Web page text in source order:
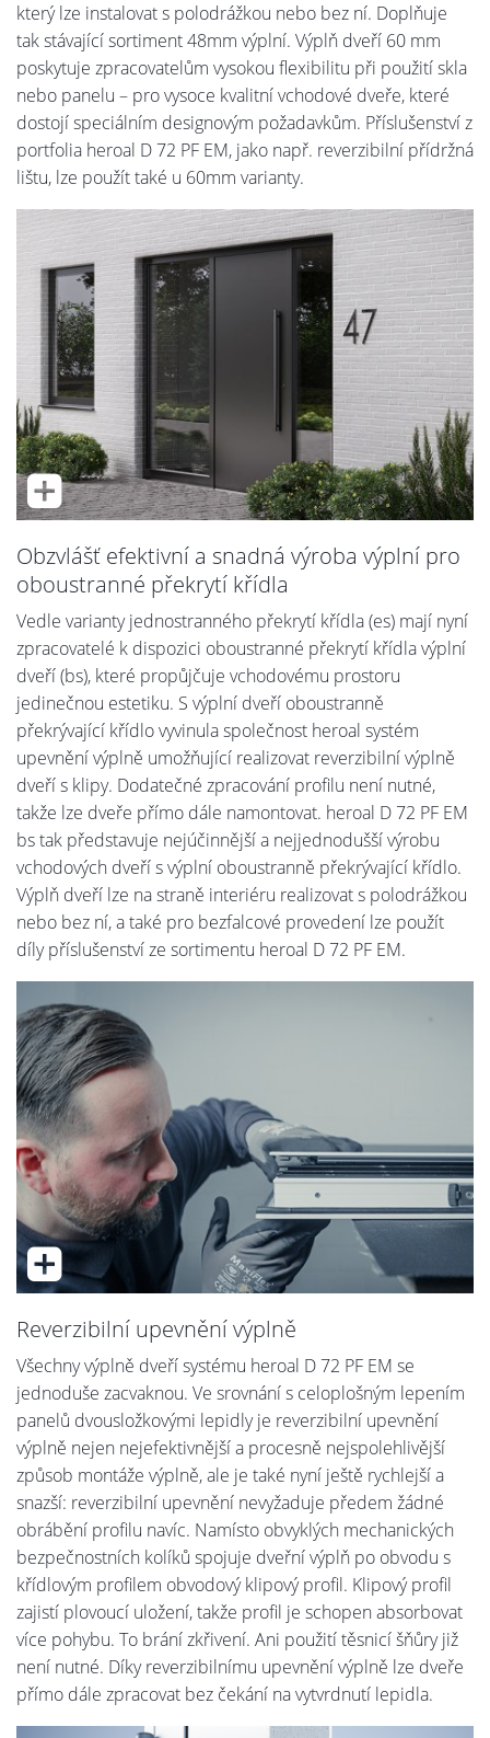
který lze instalovat s polodrážkou nebo bez ní. Doplňuje
tak stávající sortiment 48mm výplní. Výplň dveří 60 mm
poskytuje zpracovatelům vysokou flexibilitu při použití skla
nebo panelu – pro vysoce kvalitní vchodové dveře, které
dostojí speciálním designovým požadavkům. Příslušenství z
portfolia heroal D 72 PF EM, jako např. reverzibilní přídržná
lištu, lze použít také u 60mm varianty.
Obzvlášť efektivní a snadná výroba výplní pro
oboustranné překrytí křídla
Vedle varianty jednostranného překrytí křídla (es) mají nyní
zpracovatelé k dispozici oboustranné překrytí křídla výplní
dveří (bs), které propůjčuje vchodovému prostoru
jedinečnou estetiku. S výplní dveří oboustranně
překrývající křídlo vyvinula společnost heroal systém
upevnění výplně umožňující realizovat reverzibilní výplně
dveří s klipy. Dodatečné zpracování profilu není nutné,
takže lze dveře přímo dále namontovat. heroal D 72 PF EM
bs tak představuje nejúčinnější a nejjednodušší výrobu
vchodových dveří s výplní oboustranně překrývající křídlo.
Výplň dveří lze na straně interiéru realizovat s polodrážkou
nebo bez ní, a také pro bezfalcové provedení lze použít
díly příslušenství ze sortimentu heroal D 72 PF EM.
Reverzibilní upevnění výplně
Všechny výplně dveří systému heroal D 72 PF EM se
jednoduše zacvaknou. Ve srovnání s celoplošným lepením
panelů dvousložkovými lepidly je reverzibilní upevnění
výplně nejen nejefektivnější a procesně nejspolehlivější
způsob montáže výplně, ale je také nyní ještě rychlejší a
snazší: reverzibilní upevnění nevyžaduje předem žádné
obrábění profilu navíc. Namísto obvyklých mechanických
bezpečnostních kolíků spojuje dveřní výplň po obvodu s
křídlovým profilem obvodový klipový profil. Klipový profil
zajistí plovoucí uložení, takže profil je schopen absorbovat
více pohybu. To brání zkřivení. Ani použití těsnicí šňůry již
není nutné. Díky reverzibilnímu upevnění výplně lze dveře
přímo dále zpracovat bez čekání na vytvrdnutí lepidla.